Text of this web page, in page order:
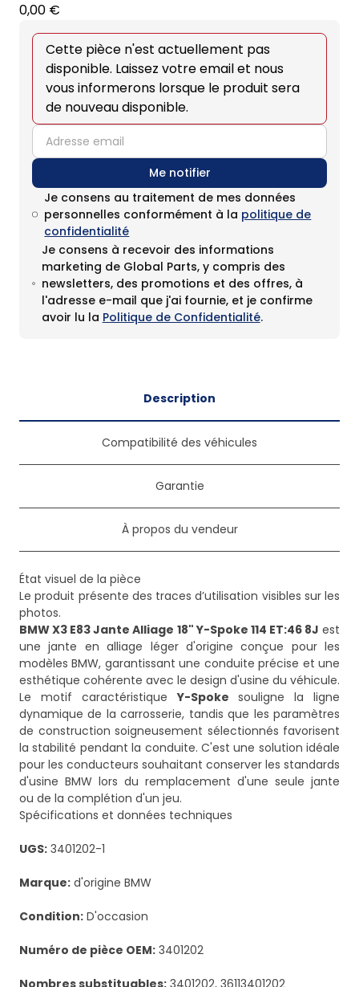
0,00 €
Cette pièce n'est actuellement pas
disponible. Laissez votre email et nous
vous informerons lorsque le produit sera
de nouveau disponible.
email
Me notifier
Je consens au traitement de mes données
personnelles conformément à la politique de
confidentialité
Je consens à recevoir des informations
marketing de Global Parts, y compris des
newsletters, des promotions et des offres, à
l'adresse e-mail que j'ai fournie, et je confirme
avoir lu la Politique de Confidentialité.
Description
Compatibilité des véhicules
Garantie
À propos du vendeur
État visuel de la pièce
Le produit présente des traces d’utilisation visibles sur les
BMW X3 E83 Jante Alliage 18" Y-Spoke 114 ET:46 8J est
une jante en alliage léger d'origine conçue pour les
modèles BMW, garantissant une conduite précise et une
esthétique cohérente avec le design d'usine du véhicule.
Le motif caractéristiqueY-Spoke souligne la ligne
dynamique de la carrosserie, tandis que les paramètres
de construction soigneusement sélectionnés favorisent
la stabilité pendant la conduite. C'est une solution idéale
pour les conducteurs souhaitant conserver les standards
d'usine BMW lors du remplacement d'une seule jante
ou de la complétion d'un jeu.
Spécifications et données techniques
UGS: 3401202-1
Marque: d'origine BMW
Condition: D'occasion
Numéro de pièce OEM: 3401202